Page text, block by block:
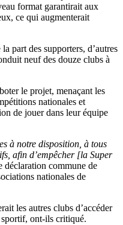
format garantirait aux
ce qui augmenterait
part des supporters, d’autres
neuf des douze clubs à
le projet, menaçant les
nationales et
de jouer dans leur équipe
à notre disposition, à tous
afin d’empêcher [la Super
déclaration commune de
nationales de
les autres clubs d’accéder
ont-ils critiqué.